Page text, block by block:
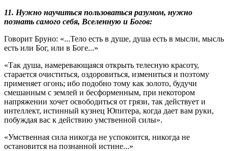
11. Нужно научиться пользоваться разумом, нужно
познать самого себя, Вселенную и Богов:
Говорит Бруно: «...Тело есть в душе, душа есть в мысли, мысль
есть или Бог, или в Боге...»
«Так душа, намеревающаяся открыть телесную красоту,
старается очиститься, оздоровиться, измениться и поэтому
применяет огонь; ибо подобно тому как золото, будучи
смешанным с землей и бесформенным, при некотором
напряжении хочет освободиться от грязи, так действует и
интеллект, истинный кузнец Юпитера, когда дает вам руки,
побуждая вас к действию умственной силы».
«Умственная сила никогда не успокоится, никогда не
остановится на познанной истине...»